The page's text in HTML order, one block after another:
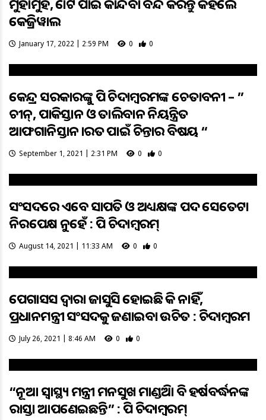
ମୁହାଁମୁହିଁ, ଭୋଟ ପାଇଁ କାନ୍ଦିବା ବନ୍ଦ କରନ୍ତୁ କହିଲେ
କେଜ୍ରିୱାଲ
January 17, 2022 | 2:59 PM 0 0
କେନ୍ଦ୍ର ସରକାରଙ୍କୁ ପି ଚିଦାମ୍ବରମଙ୍କ ଚେତାବନୀ – ”
ଚୀନ୍, ପାକିସ୍ତାନ ଓ ତାଲିବାନ ନିୟନ୍ତ୍ରିତ
ଆଫଗାନିସ୍ତାନ ଭାରତ ପାଇଁ ଚିନ୍ତାର ବିଷୟ “
September 1, 2021 | 2:31 PM 0 0
ସଂସଦରେ ଏବେ ସଭାପତି ଓ ଅଧ୍ୟକ୍ଷଙ୍କ ପଦ ସେତେଟା
ନିରପେକ୍ଷ ନୁହେଁ : ପି ଚିଦାମ୍ବରମ୍
August 14, 2021 | 11:33 AM 0 0
ପେଗାସସ ଦ୍ବାରା ଜାସୁସି ହୋଇଛି କି ନାହିଁ,
ପ୍ରଧାନମନ୍ତ୍ରୀ ସଂସଦକୁ ଜଣାଇବା ଉଚିତ : ଚିଦାମ୍ବରମ
July 26, 2021 | 8:46 AM 0 0
“ନୂଆ ସ୍ବାସ୍ଥ୍ୟ ମନ୍ତ୍ରୀ ମନସୁଖ ମାଣ୍ଡଭିଆ ବି ହର୍ଷବର୍ଦ୍ଧନଙ୍କ
ରାସ୍ତା ଆପଣେଇଛନ୍ତି” : ପି ଚିଦାମ୍ବରମ୍